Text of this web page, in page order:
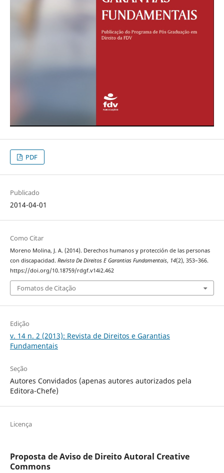
PDF
Publicado
2014-04-01
Como Citar
Moreno Molina, J. A. (2014). Derechos humanos y protección de las personas
con discapacidad. Revista De Direitos E Garantias Fundamentais, 14(2), 353–366.
https://doi.org/10.18759/rdgf.v14i2.462
Fomatos de Citação
Edição
v. 14 n. 2 (2013): Revista de Direitos e Garantias
Fundamentais
Seção
Autores Convidados (apenas autores autorizados pela
Editora-Chefe)
Licença
Proposta de Aviso de Direito Autoral Creative
Commons